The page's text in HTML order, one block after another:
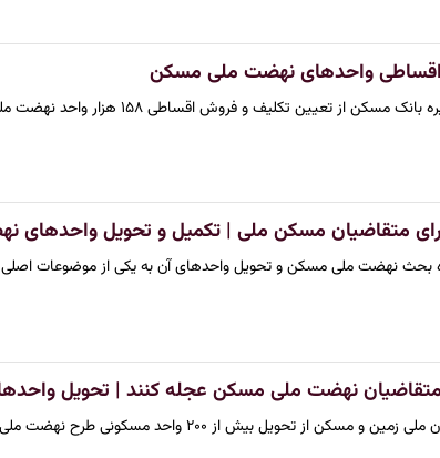
واحدهای نهضت ملی مسکن
از تعیین تکلیف و فروش اقساطی ۱۵۸ هزار واحد نهضت ملی مسکن خبر داد.
متقاضیان مسکن ملی | تکمیل و تحویل
بحث نهضت ملی مسکن و تحویل واحدهای آن به یکی از موضوعات
متقاضیان نهضت ملی مسکن عجله کنند | تحویل
بیش از ۲۰۰ واحد مسکونی طرح نهضت ملی مسکن در هفته دولت در استان ایلام خبر داد. …